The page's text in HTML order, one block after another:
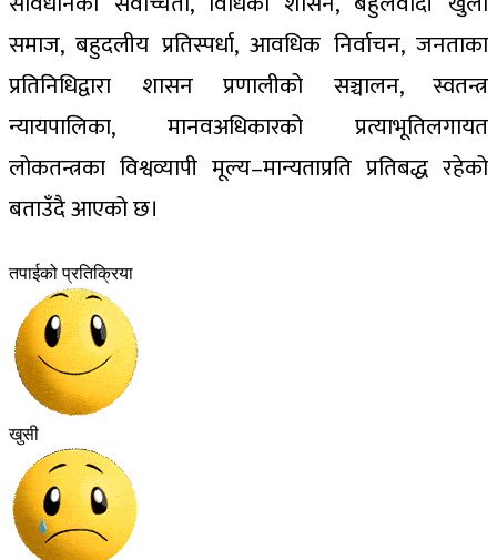
समाज, बहुदलीय प्रतिस्पर्धा, आवधिक निर्वाचन, जनताका
प्रतिनिधिद्वारा शासन प्रणालीको सञ्चालन, स्वतन्त्र
न्यायपालिका, मानवअधिकारको प्रत्याभूतिलगायत
लोकतन्त्रका विश्वव्यापी मूल्य–मान्यताप्रति प्रतिबद्ध रहेको
बताउँदै आएको छ।
तपाईको प्रतिक्रिया
खुसी